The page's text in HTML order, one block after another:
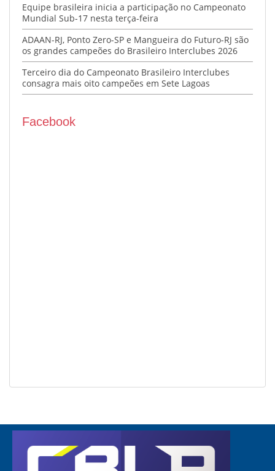
Equipe brasileira inicia a participação no Campeonato
Mundial Sub-17 nesta terça-feira
ADAAN-RJ, Ponto Zero-SP e Mangueira do Futuro-RJ são
os grandes campeões do Brasileiro Interclubes 2026
Terceiro dia do Campeonato Brasileiro Interclubes
consagra mais oito campeões em Sete Lagoas
Facebook